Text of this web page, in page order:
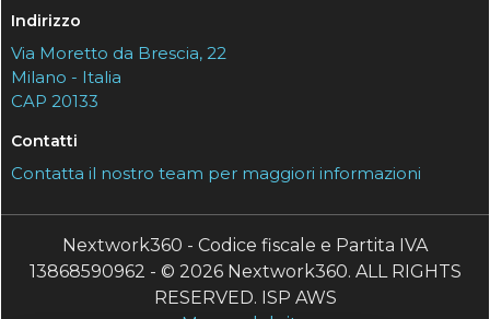
Indirizzo
Via Moretto da Brescia, 22
Milano - Italia
CAP 20133
Contatti
Contatta il nostro team per maggiori informazioni
Nextwork360 - Codice fiscale e Partita IVA
13868590962 - © 2026 Nextwork360. ALL RIGHTS
RESERVED. ISP AWS